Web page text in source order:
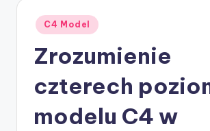
Posted
in
C4 Model
Zrozumienie
czterech
modelu C4 w